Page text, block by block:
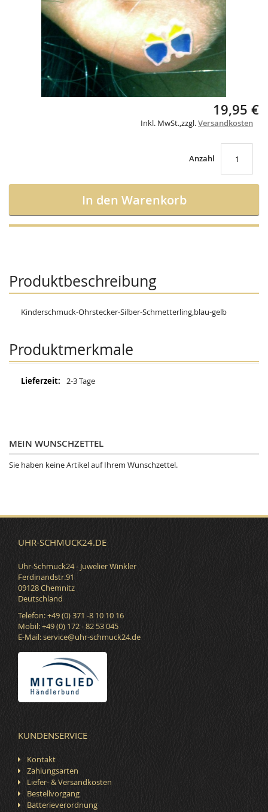
19,95 €
Inkl. MwSt.,zzgl.Versandkosten
Anzahl
In den Warenkorb
Produktbeschreibung
Kinderschmuck-Ohrstecker-Silber-Schmetterling,blau-gelb
Produktmerkmale
Mehr
2-3 Tage
MEIN WUNSCHZETTEL
Sie haben keine Artikel auf Ihrem Wunschzettel.
UHR-SCHMUCK24.DE
Uhr-Schmuck24 - Juwelier Winkler
Ferdinandstr.91
09128 Chemnitz
Deutschland
Telefon: +49 (0) 371 -8 10 10 16
Mobil: +49 (0) 172 - 82 53 045
E-Mail:service@uhr-schmuck24.de
KUNDENSERVICE
Kontakt
Zahlungsarten
Liefer- & Versandkosten
Bestellvorgang
Batterieverordnung